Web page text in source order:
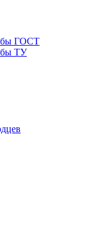
ГОСТ
ТУ